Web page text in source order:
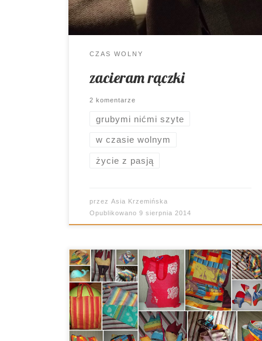
chyba nigdy się nie wyczerpie, hehe.
Oczywiście mowa o szyciu. Dziś jednak
CZAS WOLNY
zacieram rączki
2 komentarze
grubymi nićmi szyte
w czasie wolnym
życie z pasją
przezAsia Krzemińska
Opublikowano9 sierpnia 2014
Myślę,że jest jeszcze na tym świecie
kilka osób (nie licząc mnie oczywiście),
które pamiętają ze starych czasów taką
właśnie piosenkę.”Każdy ma jakiegoś
bzika, każdy jakieś hobby ma…” I tak się